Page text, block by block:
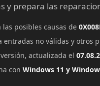
y prepara las
las posibles causas de
entradas no válidas y otros
actualizada el
con Windows 11 y